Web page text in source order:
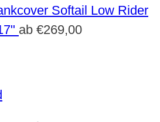
Softail Low Rider
ab €269,00